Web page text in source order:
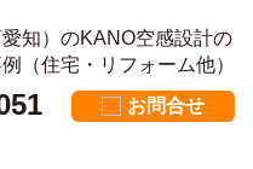
知）のKANO空感設計の
（住宅・リフォーム他）
お問合せ